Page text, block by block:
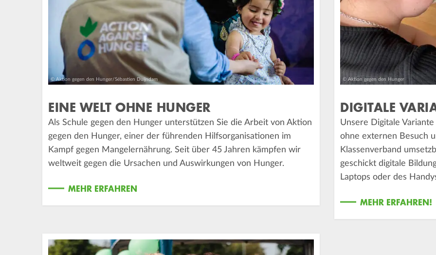
© Aktion gegen den Hunger/Sébastien Duijndam
EINE WELT OHNE HUNGER
Als Schule gegen den Hunger unterstützen Sie die Arbeit von Aktion
gegen den Hunger, einer der führenden Hilfsorganisationen im
Kampf gegen Mangelernährung. Seit über 45 Jahren kämpfen wir
weltweit gegen die Ursachen und Auswirkungen von Hunger.
MEHR ERFAHREN
© Aktion gegen den Hunger
DIGITALE
Unsere Digitale
ohne externen Besuch
Klassenverband
geschickt digitale
Laptops oder des
MEHR ERFAHREN!